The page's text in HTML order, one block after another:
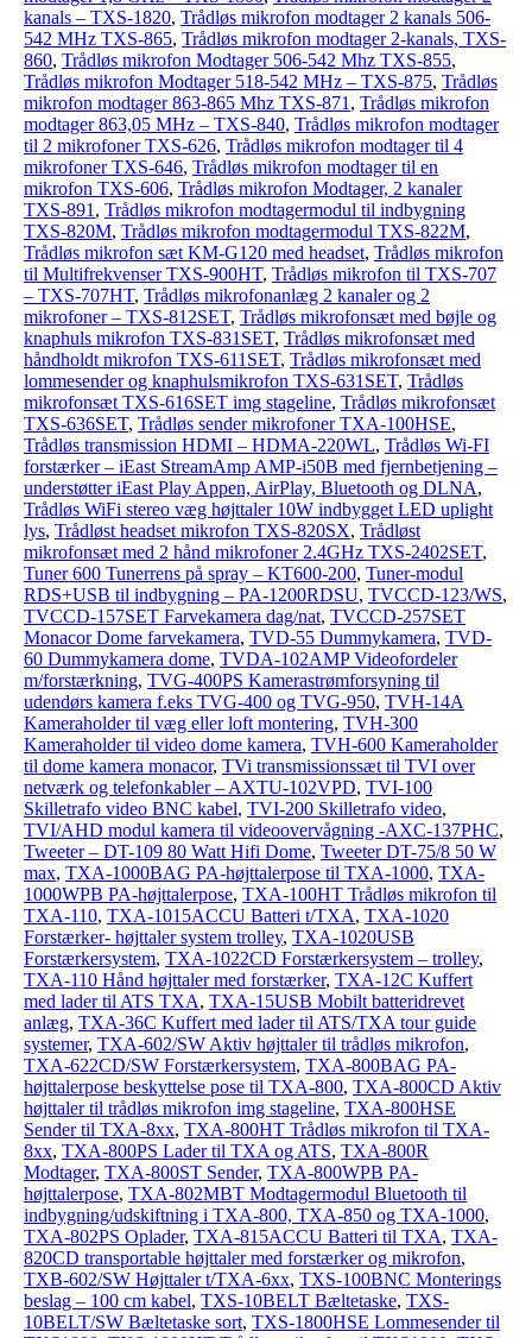
kanals – TXS-1820, Trådløs mikrofon modtager 2 kanals 506-
542 MHz TXS-865, Trådløs mikrofon modtager 2-kanals, TXS-
860, Trådløs mikrofon Modtager 506-542 Mhz TXS-855,
Trådløs mikrofon Modtager 518-542 MHz – TXS-875, Trådløs
mikrofon modtager 863-865 Mhz TXS-871 , Trådløs mikrofon
modtager 863,05 MHz – TXS-840, Trådløs mikrofon modtager
til 2 mikrofoner TXS-626, Trådløs mikrofon modtager til 4
mikrofoner TXS-646, Trådløs mikrofon modtager til en
mikrofon TXS-606, Trådløs mikrofon Modtager, 2 kanaler
TXS-891 , Trådløs mikrofon modtagermodul til indbygning
TXS-820M, Trådløs mikrofon modtagermodul TXS-822M,
Trådløs mikrofon sæt KM-G120 med headset, Trådløs mikrofon
til Multifrekvenser TXS-900HT, Trådløs mikrofon til TXS-707
– TXS-707HT, Trådløs mikrofonanlæg 2 kanaler og 2
mikrofoner – TXS-812SET, Trådløs mikrofonsæt med bøjle og
knaphuls mikrofon TXS-831SET, Trådløs mikrofonsæt med
håndholdt mikrofon TXS-611SET, Trådløs mikrofonsæt med
lommesender og knaphulsmikrofon TXS-631SET, Trådløs
mikrofonsæt TXS-616SET img stageline, Trådløs mikrofonsæt
TXS-636SET, Trådløs sender mikrofoner TXA-100HSE,
Trådløs transmission HDMI – HDMA-220WL, Trådløs Wi-FI
forstærker – iEast StreamAmp AMP-i50B med fjernbetjening –
understøtter iEast Play Appen, AirPlay, Bluetooth og DLNA,
Trådløs WiFi stereo væg højttaler 10W indbygget LED uplight
lys, Trådløst headset mikrofon TXS-820SX, Trådløst
mikrofonsæt med 2 hånd mikrofoner 2.4GHz TXS-2402SET,
Tuner 600 Tunerrens på spray – KT600-200, Tuner-modul
RDS+USB til indbygning – PA-1200RDSU, TVCCD-123/WS,
TVCCD-157SET Farvekamera dag/nat, TVCCD-257SET
Monacor Dome farvekamera, TVD-55 Dummykamera, TVD-
60 Dummykamera dome, TVDA-102AMP Videofordeler
m/forstærkning, TVG-400PS Kamerastrømforsyning til
udendørs kamera f.eks TVG-400 og TVG-950, TVH-14A
Kameraholder til væg eller loft montering, TVH-300
Kameraholder til video dome kamera, TVH-600 Kameraholder
til dome kamera monacor, TVi transmissionssæt til TVI over
netværk og telefonkabler – AXTU-102VPD, TVI-100
Skilletrafo video BNC kabel, TVI-200 Skilletrafo video,
TVI/AHD modul kamera til videoovervågning -AXC-137PHC,
Tweeter – DT-109 80 Watt Hifi Dome, Tweeter DT-75/8 50 W
max, TXA-1000BAG PA-højttalerpose til TXA-1000, TXA-
1000WPB PA-højttalerpose, TXA-100HT Trådløs mikrofon til
TXA-110, TXA-1015ACCU Batteri t/TXA, TXA-1020
Forstærker- højttaler system trolley, TXA-1020USB
Forstærkersystem, TXA-1022CD Forstærkersystem – trolley,
TXA-110 Hånd højttaler med forstærker, TXA-12C Kuffert
med lader til ATS TXA, TXA-15USB Mobilt batteridrevet
anlæg, TXA-36C Kuffert med lader til ATS/TXA tour guide
systemer, TXA-602/SW Aktiv højttaler til trådløs mikrofon,
TXA-622CD/SW Forstærkersystem, TXA-800BAG PA-
højttalerpose beskyttelse pose til TXA-800, TXA-800CD Aktiv
højttaler til trådløs mikrofon img stageline, TXA-800HSE
Sender til TXA-8xx, TXA-800HT Trådløs mikrofon til TXA-
8xx, TXA-800PS Lader til TXA og ATS, TXA-800R
Modtager, TXA-800ST Sender, TXA-800WPB PA-
højttalerpose, TXA-802MBT Modtagermodul Bluetooth til
indbygning/udskiftning i TXA-800, TXA-850 og TXA-1000,
TXA-802PS Oplader, TXA-815ACCU Batteri til TXA, TXA-
820CD transportable højttaler med forstærker og mikrofon,
TXB-602/SW Højttaler t/TXA-6xx, TXS-100BNC Monterings
beslag – 100 cm kabel, TXS-10BELT Bæltetaske, TXS-
10BELT/SW Bæltetaske sort, TXS-1800HSE Lommesender til